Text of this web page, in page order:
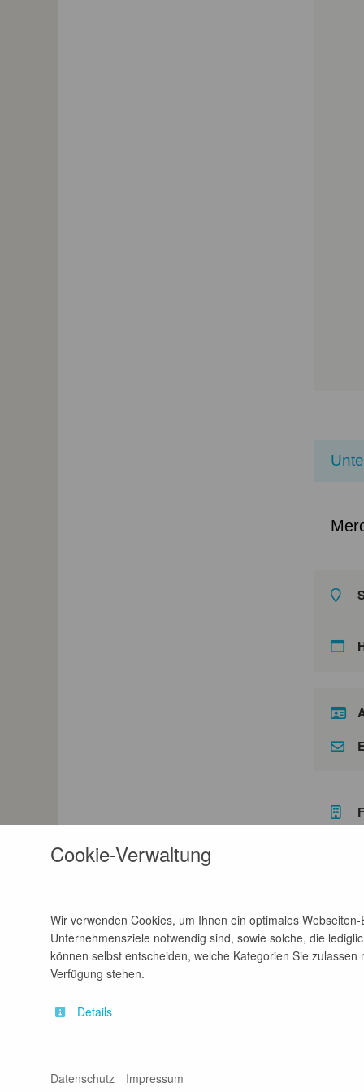
Cookie-Verwaltung
Wir verwenden Cookies, um Ihnen ein optimales
Unternehmensziele notwendig sind, sowie solche, die
können selbst entscheiden, welche Kategorien Sie
Verfügung stehen.
Details
Datenschutz Impressum